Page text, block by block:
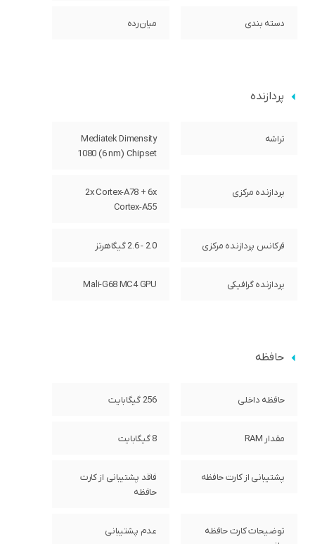
دسته ‌بندی ‌میان‌رده
پردازنده
تراشه
Mediatek Dimensity
1080 (6 nm) Chipset
پردازنده‌ مرکزی
2x Cortex-A78 + 6x
Cortex-A55
فرکانس پردازنده‌ مرکزی 2.0 - 2.6 گیگاهرتز
پردازنده‌ گرافیکی Mali-G68 MC4 GPU
حافظه
حافظه داخلی 256 گیگابایت
مقدار RAM 8 گیگابایت
پشتیبانی از کارت حافظه
فاقد پشتیبانی از کارت
حافظه
توضیحات کارت حافظه
عدم پشتیبانی